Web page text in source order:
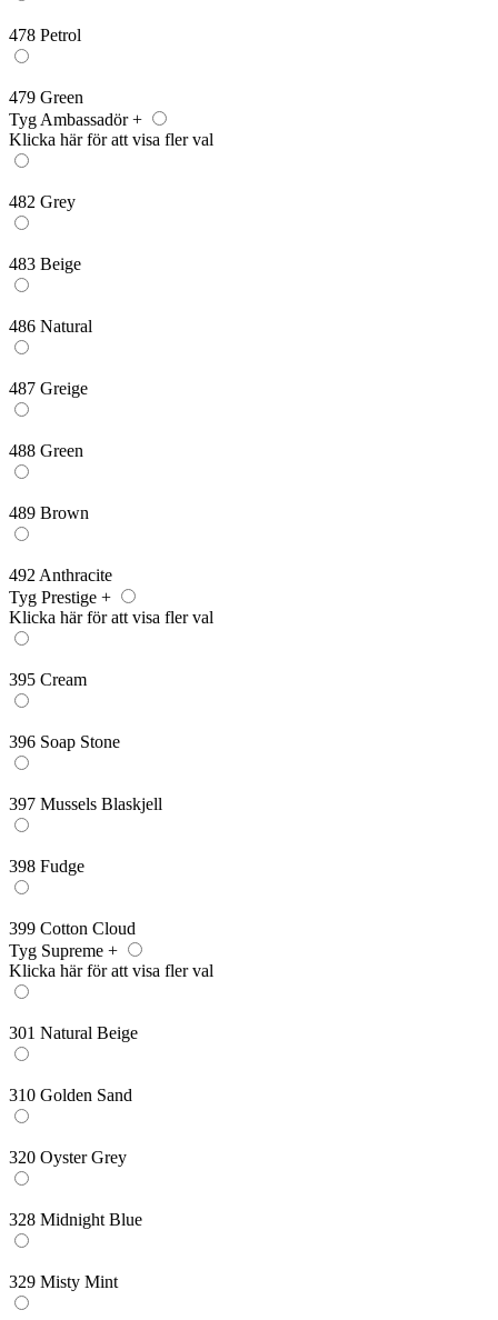
478 Petrol
479 Green
Tyg Ambassadör +
Klicka här för att visa fler val
482 Grey
483 Beige
486 Natural
487 Greige
488 Green
489 Brown
492 Anthracite
Tyg Prestige +
Klicka här för att visa fler val
395 Cream
396 Soap Stone
397 Mussels Blaskjell
398 Fudge
399 Cotton Cloud
Tyg Supreme +
Klicka här för att visa fler val
301 Natural Beige
310 Golden Sand
320 Oyster Grey
328 Midnight Blue
329 Misty Mint